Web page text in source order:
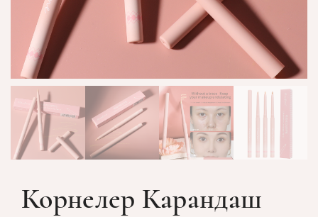
Корнелер Карандаш